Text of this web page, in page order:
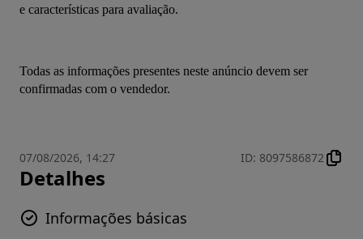
e características para avaliação.
Todas as informações presentes neste anúncio devem ser
confirmadas com o vendedor.
07/08/2026, 14:27 ID: 8097586872
Detalhes
Informações básicas